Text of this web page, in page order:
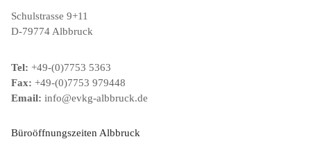
Schulstrasse 9+11
D-79774 Albbruck
Tel: +49-(0)7753 5363
Fax: +49-(0)7753 979448
Email: info@evkg-albbruck.de
Büroöffnungszeiten Albbruck